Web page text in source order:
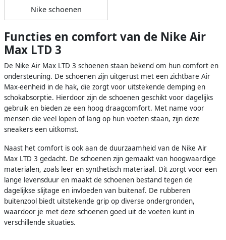
Nike schoenen
Functies en comfort van de Nike Air
Max LTD 3
De Nike Air Max LTD 3 schoenen staan bekend om hun comfort en
ondersteuning. De schoenen zijn uitgerust met een zichtbare Air
Max-eenheid in de hak, die zorgt voor uitstekende demping en
schokabsorptie. Hierdoor zijn de schoenen geschikt voor dagelijks
gebruik en bieden ze een hoog draagcomfort. Met name voor
mensen die veel lopen of lang op hun voeten staan, zijn deze
sneakers een uitkomst.
Naast het comfort is ook aan de duurzaamheid van de Nike Air
Max LTD 3 gedacht. De schoenen zijn gemaakt van hoogwaardige
materialen, zoals leer en synthetisch materiaal. Dit zorgt voor een
lange levensduur en maakt de schoenen bestand tegen de
dagelijkse slijtage en invloeden van buitenaf. De rubberen
buitenzool biedt uitstekende grip op diverse ondergronden,
waardoor je met deze schoenen goed uit de voeten kunt in
verschillende situaties.